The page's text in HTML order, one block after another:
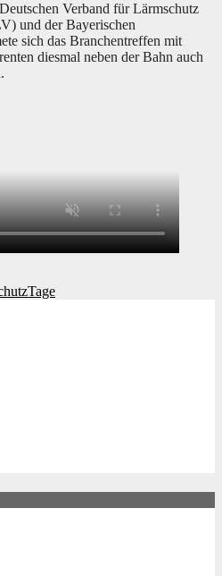
Verband für Lärmschutz
und der Bayerischen
sich das Branchentreffen mit
diesmal neben der Bahn auch